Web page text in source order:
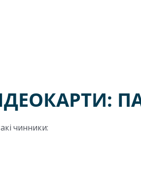
чинники: